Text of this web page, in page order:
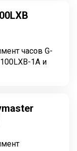
часов G-
1A и